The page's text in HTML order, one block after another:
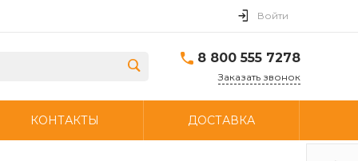
Войти
8 800 555 7278
Заказать звонок
КОНТАКТЫ ДОСТАВКА